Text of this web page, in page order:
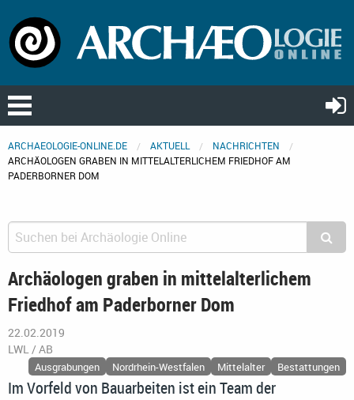
ARCHAEOLOGIE-ONLINE.DE AKTUELL
NACHRICHTEN
ARCHÄOLOGEN GRABEN IN MITTELALTERLICHEM FRIEDHOF AM
PADERBORNER DOM
Archäologen graben in mittelalterlichem
Friedhof am Paderborner Dom
22.02.2019
LWL / AB
Ausgrabungen Nordrhein-Westfalen Mittelalter Bestattungen
Im Vorfeld von Bauarbeiten ist ein Team der